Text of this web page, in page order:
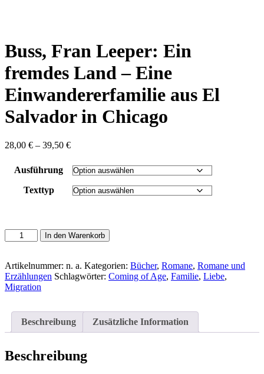
Buss, Fran Leeper: Ein
fremdes Land – Eine
Einwandererfamilie aus El
Salvador in Chicago
28,00 € – 39,50 €Preisspanne:
bis
39,50 €
Ausführung
Texttyp
Buss,
Fran
Ein
fremdes
Land
Einwandererfamilie
aus
Salvador
in
In den Warenkorb
Artikelnummer: n. a. Kategorien: Bücher, Romane, Romane und
Erzählungen Schlagwörter: Coming of Age, Familie, Liebe,
Migration
Beschreibung Zusätzliche Information
Beschreibung